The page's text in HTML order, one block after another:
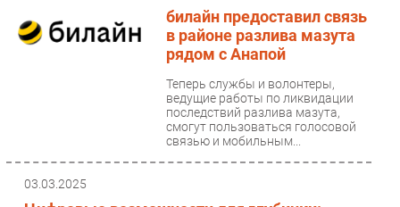
билайн предоставил связь
в районе разлива мазута
рядом с Анапой
Теперь службы и волонтеры,
ведущие работы по ликвидации
последствий разлива мазута,
смогут пользоваться голосовой
связью и мобильным...
03.03.2025